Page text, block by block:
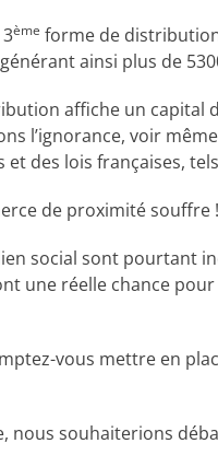
ème forme de
ainsi plus de
affiche un capital
l’ignorance, voir
des lois françaises,
de proximité souffre
social sont pourtant
une réelle chance
vous mettre en
souhaiterions